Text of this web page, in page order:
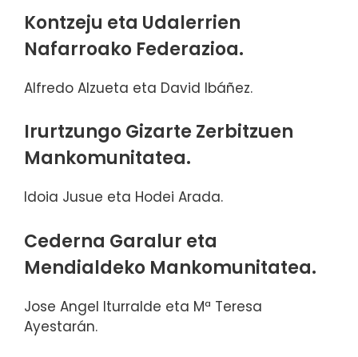
Kontzeju eta Udalerrien
Nafarroako Federazioa.
Alfredo Alzueta eta David Ibáñez.
Irurtzungo Gizarte Zerbitzuen
Mankomunitatea.
Idoia Jusue eta Hodei Arada.
Cederna Garalur eta
Mendialdeko Mankomunitatea.
Jose Angel Iturralde eta Mª Teresa
Ayestarán.